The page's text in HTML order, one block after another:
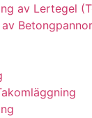
av Lertegel